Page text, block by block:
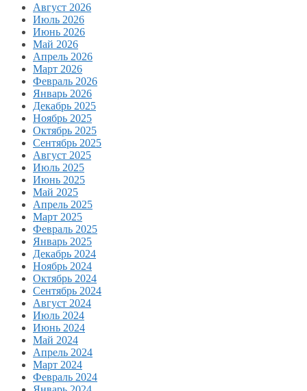
Август 2026
Июль 2026
Июнь 2026
Май 2026
Апрель 2026
Март 2026
Февраль 2026
Январь 2026
Декабрь 2025
Ноябрь 2025
Октябрь 2025
Сентябрь 2025
Август 2025
Июль 2025
Июнь 2025
Май 2025
Апрель 2025
Март 2025
Февраль 2025
Январь 2025
Декабрь 2024
Ноябрь 2024
Октябрь 2024
Сентябрь 2024
Август 2024
Июль 2024
Июнь 2024
Май 2024
Апрель 2024
Март 2024
Февраль 2024